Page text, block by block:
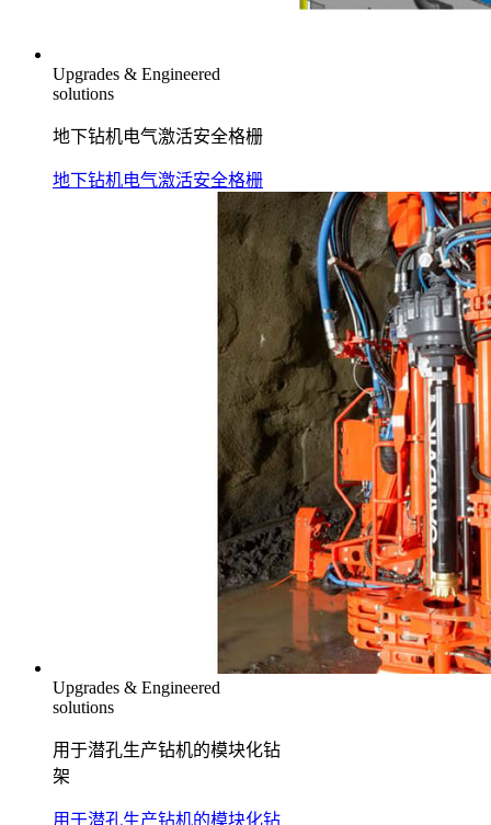
Upgrades & Engineered
solutions
地下钻机电气激活安全格栅
地下钻机电气激活安全格栅
Upgrades & Engineered
solutions
用于潜孔生产钻机的模块化钻
架
用于潜孔生产钻机的模块化钻